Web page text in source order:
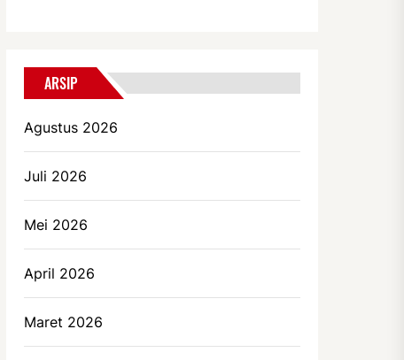
ARSIP
Agustus 2026
Juli 2026
Mei 2026
April 2026
Maret 2026